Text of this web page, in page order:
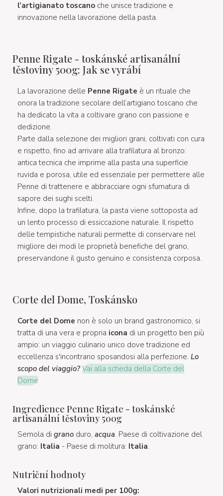
l’artigianato toscano che unisce tradizione e
innovazione nella lavorazione della pasta.
Penne Rigate - toskánské artisanální
těstoviny 500g: Jak se vyrábí
La lavorazione delle Penne Rigate è un rituale che
onora la tradizione secolare dell’artigiano toscano che
ha dedicato la vita a coltivare grano con passione e
dedizione.
Parte dalla selezione dei migliori grani, coltivati con cura
e rispetto, fino ad arrivare alla trafilatura al bronzo:
antica tecnica che imprime alla pasta una superficie
ruvida e porosa, utile ed essenziale per permettere alle
Penne di trattenere e abbracciare ogni sfumatura di
sapore dei sughi scelti.
Infine, dopo la trafilatura, la pasta viene sottoposta ad
un lento processo di essiccazione naturale. Il rispetto
delle tempistiche naturali permette di conservare nel
migliore dei modi le proprietà benefiche del grano,
preservandone il gusto genuino e consistenza corposa.
Corte del Dome, Toskánsko
Corte del Dome non è solo un brand gastronomico, si
tratta di una vera e propria icona di un progetto ben più
ampio: un viaggio culinario unico dove tradizione ed
eccellenza s'incontrano sposandosi alla perfezione. Lo
scopo del viaggio? Vai alla scheda della Corte del
Dome
Ingredience Penne Rigate - toskánské
artisanální těstoviny 500g
Semola di grano duro, acqua. Paese di coltivazione del
grano: Italia - Paese di molitura: Italia.
Nutriční hodnoty
Valori nutrizionali medi per 100g: